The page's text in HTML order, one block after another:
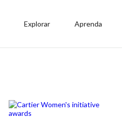
Explorar Aprenda